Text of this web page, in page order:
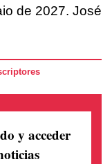
de 2027. José
y acceder